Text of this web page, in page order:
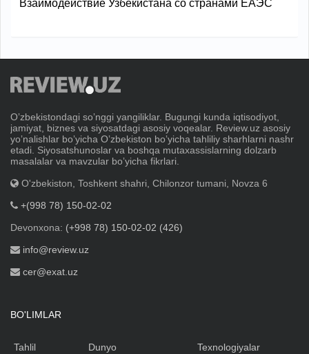
Взаимодействие Узбекистана со странами ЕАЭС
Oʼzbekistondagi soʼnggi yangiliklar. Bugungi kunda iqtisodiyot,
jamiyat, biznes va siyosatdagi asosiy voqealar. Review.uz asosiy
yoʼnalishlar boʼyicha Oʼzbekiston boʼyicha tahliliy sharhlarni nashr
etadi. Siyosatshunoslar va boshqa mutaxassislarning dolzarb
masalalar va mavzular boʼyicha fikrlari.
O'zbekiston, Toshkent shahri, Chilonzor tumani, Novza 6
+(998 78) 150-02-02
Devonxona: (+998 78) 150-02-02 (426)
info@review.uz
cer@exat.uz
BO'LIMLAR
Tahlil
Dunyo
Texnologiyalar